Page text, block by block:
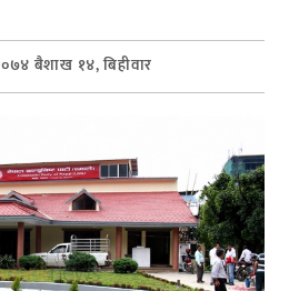
बैशाख १४, बिहीवार